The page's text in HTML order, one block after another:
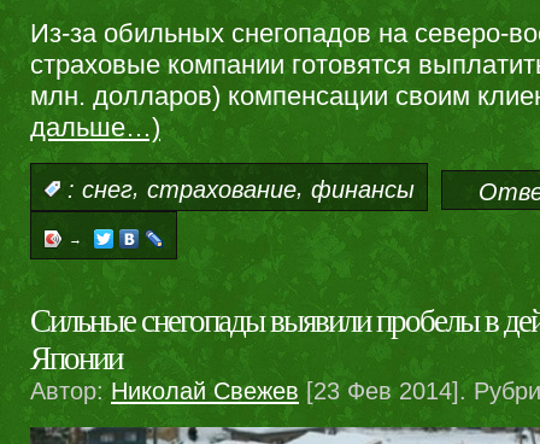
Из-за обильных снегопадов на северо-
страховые компании готовятся
млн. долларов) компенсации своим
дальше…)
: снег, страхование, финансы
→
Сильные снегопады выявили пробелы в
Японии
Автор: Николай Свежев [23 Фев 2014].